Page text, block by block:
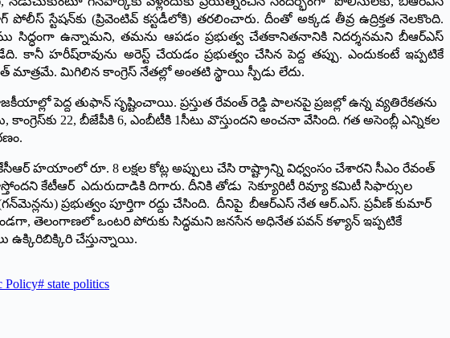
స్టేషన్‌కు (ప్రివెంటివ్ కస్టడీలోకి) తరలించారు. దీంతో అక్కడ తీవ్ర ఉద్రిక్తత నెలకొంది.
సిద్ధంగా ఉన్నామని, తమను ఆపడం ప్రభుత్వ చేతకానితనానికి నిదర్శనమని బీఆర్ఎస్
హ‌రీష్‌రావును అరెస్ట్ చేయ‌డం ప్ర‌భుత్వం చేసిన పెద్ద త‌ప్పు. ఎందుకంటే ఇప్ప‌టికే
మాత్ర‌మే. మిగిలిన కాంగ్రెస్ నేత‌ల్లో అంత‌టి స్థాయి స్పీడు లేదు.
తుఫాన్ సృష్టించాయి. ప్రస్తుత రేవంత్ రెడ్డి పాలనపై ప్రజల్లో ఉన్న వ్యతిరేకతను
22, బీజేపీకి 6, ఎంబీటీకి 1సీటు వొస్తుంద‌ని అంచ‌నా వేసింది. గత అసెంబ్లీ ఎన్నికల
హయాంలో రూ. 8 లక్షల కోట్ల అప్పులు చేసి రాష్ట్రాన్ని విధ్వంసం చేశారని సీఎం రేవంత్
కేటీఆర్ ఎదురుదాడికి దిగారు. దీనికి తోడు సెక్యూరిటీ రివ్యూ కమిటీ సిఫార్సుల
ప్రభుత్వం పూర్తిగా రద్దు చేసింది. దీనిపై బీఆర్ఎస్ నేత ఆర్.ఎస్. ప్రవీణ్ కుమార్
తెలంగాణ‌లో ఒంటరి పోరుకు సిద్ధ‌మ‌ని జ‌న‌సేన అధినేత ప‌వ‌న్ క‌ళ్యాన్ ఇప్ప‌టికే
చేస్తున్నాయి.
Policy# state politics